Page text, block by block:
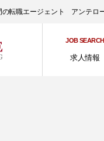
の転職エージェント アンテロ
JOB SEARCH
求人情報